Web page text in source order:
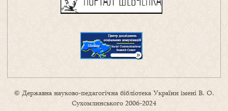
© Державна науково-педагогічна бібліотека України імені В. О.
Сухомлинського 2006-2024